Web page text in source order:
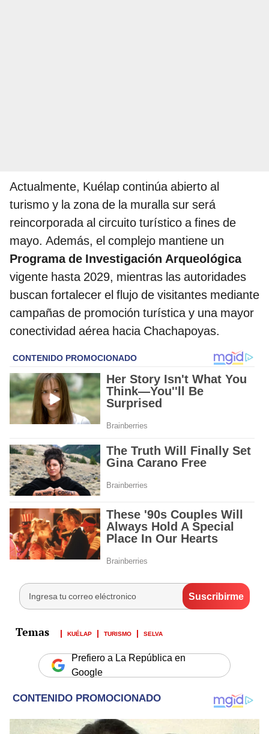
Actualmente, Kuélap continúa abierto al
turismo y la zona de la muralla sur será
reincorporada al circuito turístico a fines de
mayo. Además, el complejo mantiene un
Programa de Investigación Arqueológica
vigente hasta 2029, mientras las autoridades
buscan fortalecer el flujo de visitantes mediante
campañas de promoción turística y una mayor
conectividad aérea hacia Chachapoyas.
KUÉLAP TURISMO SELVA
Prefiero a La República en
Google